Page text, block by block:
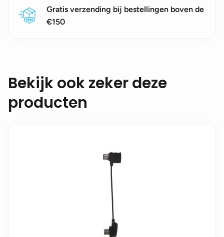
Gratis verzending bij bestellingen boven de
€150
Bekijk ook zeker deze
producten